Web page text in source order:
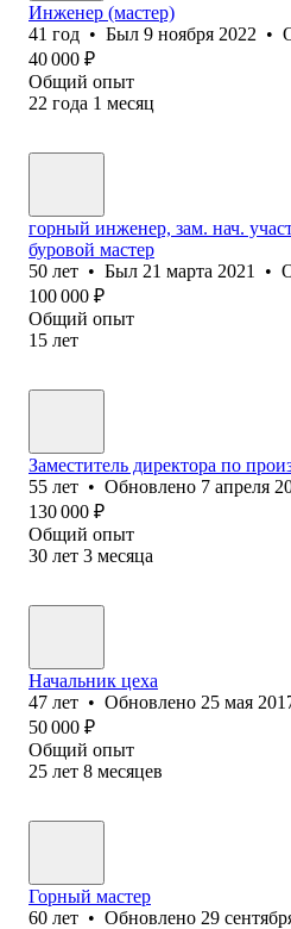
Инженер (мастер)
41 год • Был 9 ноября 2022 •
40 000 ₽
Общий опыт
22 года 1 месяц
горный инженер, зам. нач.
буровой мастер
50 лет • Был 21 марта 2021 •
100 000 ₽
Общий опыт
15 лет
Заместитель директора по
55 лет • Обновлено 7 апреля
130 000 ₽
Общий опыт
30 лет 3 месяца
Начальник цеха
47 лет • Обновлено 25 мая
50 000 ₽
Общий опыт
25 лет 8 месяцев
Горный мастер
60 лет • Обновлено 29